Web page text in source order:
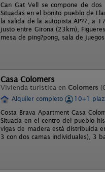
Can Gat Vell se compone de
Situadas en el bonito pueblo de
la salida de la autopista AP?7, a
justo entre Girona (23km),
mesa de ping?pong, sala de
Casa Colomers
Vivienda turística en Colomers
Alquiler completo
10+1
Costa Brava Apartment Casa
Situada en el centro del pueblo
vigas de madera está distribuida
3 con dos camas individuales), 3